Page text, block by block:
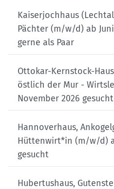
Kaiserjochhaus
Pächter (m/w/d) ab
gerne als Paar
Ottokar-Kernstock-
östlich der Mur -
November 2026 gesucht
Hannoverhaus,
Hüttenwirt*in (m/w/d)
gesucht
Hubertushaus,